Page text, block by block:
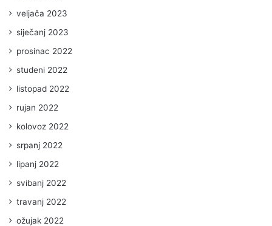
veljača 2023
siječanj 2023
prosinac 2022
studeni 2022
listopad 2022
rujan 2022
kolovoz 2022
srpanj 2022
lipanj 2022
svibanj 2022
travanj 2022
ožujak 2022